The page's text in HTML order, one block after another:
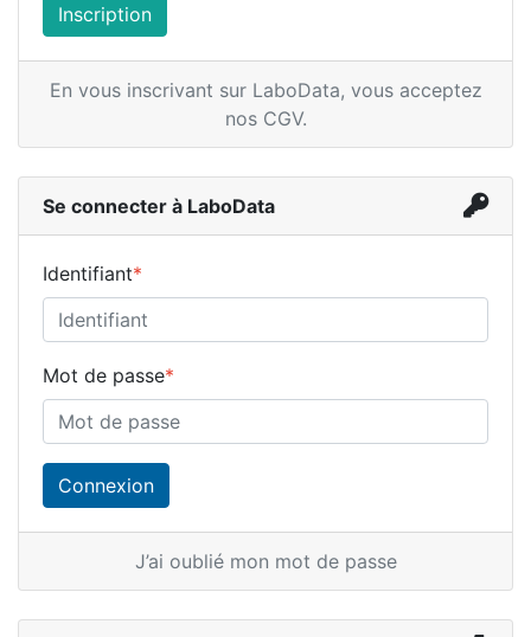
Inscription
En vous inscrivant sur LaboData, vous acceptez
nos CGV.
Se connecter à LaboData
Identifiant*
Mot de passe*
J’ai oublié mon mot de passe